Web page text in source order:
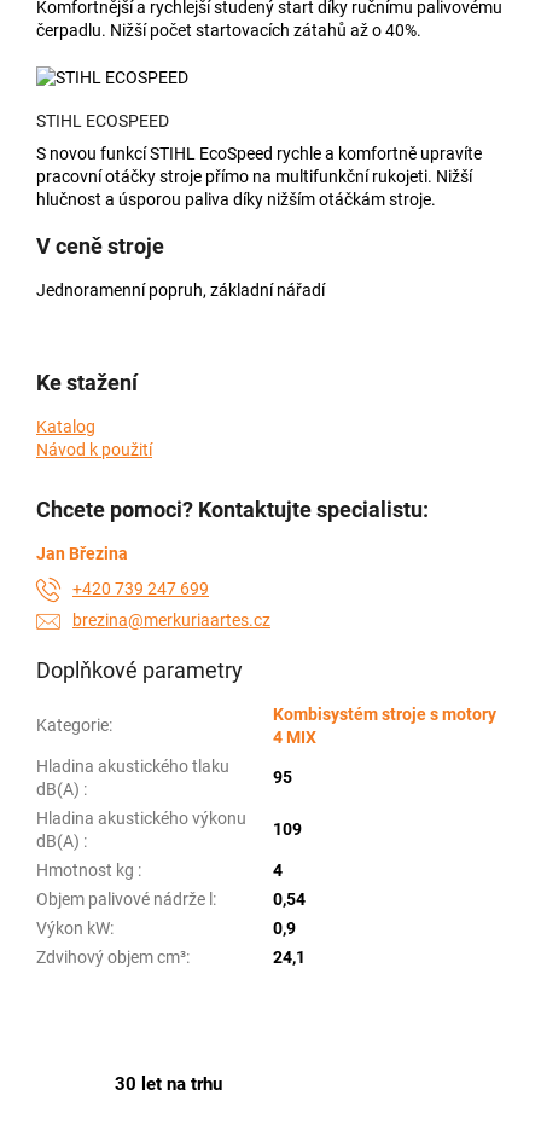
30 let na trhu
Komfortnější a rychlejší studený start díky ručnímu palivovému
čerpadlu. Nižší počet startovacích zátahů až o 40%.
STIHL ECOSPEED
S novou funkcí STIHL EcoSpeed rychle a komfortně upravíte
pracovní otáčky stroje přímo na multifunkční rukojeti. Nižší
hlučnost a úsporou paliva díky nižším otáčkám stroje.
V ceně stroje
Jednoramenní popruh, základní nářadí
Ke stažení
Katalog
Návod k použití
Chcete pomoci? Kontaktujte specialistu:
Jan Březina
+420 739 247 699
brezina@merkuriaartes.cz
Doplňkové parametry
Kategorie:
Kombisystém stroje s motory
4 MIX
Hladina akustického tlaku
dB(A) :
95
Hladina akustického výkonu
dB(A) :
109
Hmotnost kg :
4
Objem palivové nádrže l :
0,54
Výkon kW:
0,9
Zdvihový objem cm³: 24,1